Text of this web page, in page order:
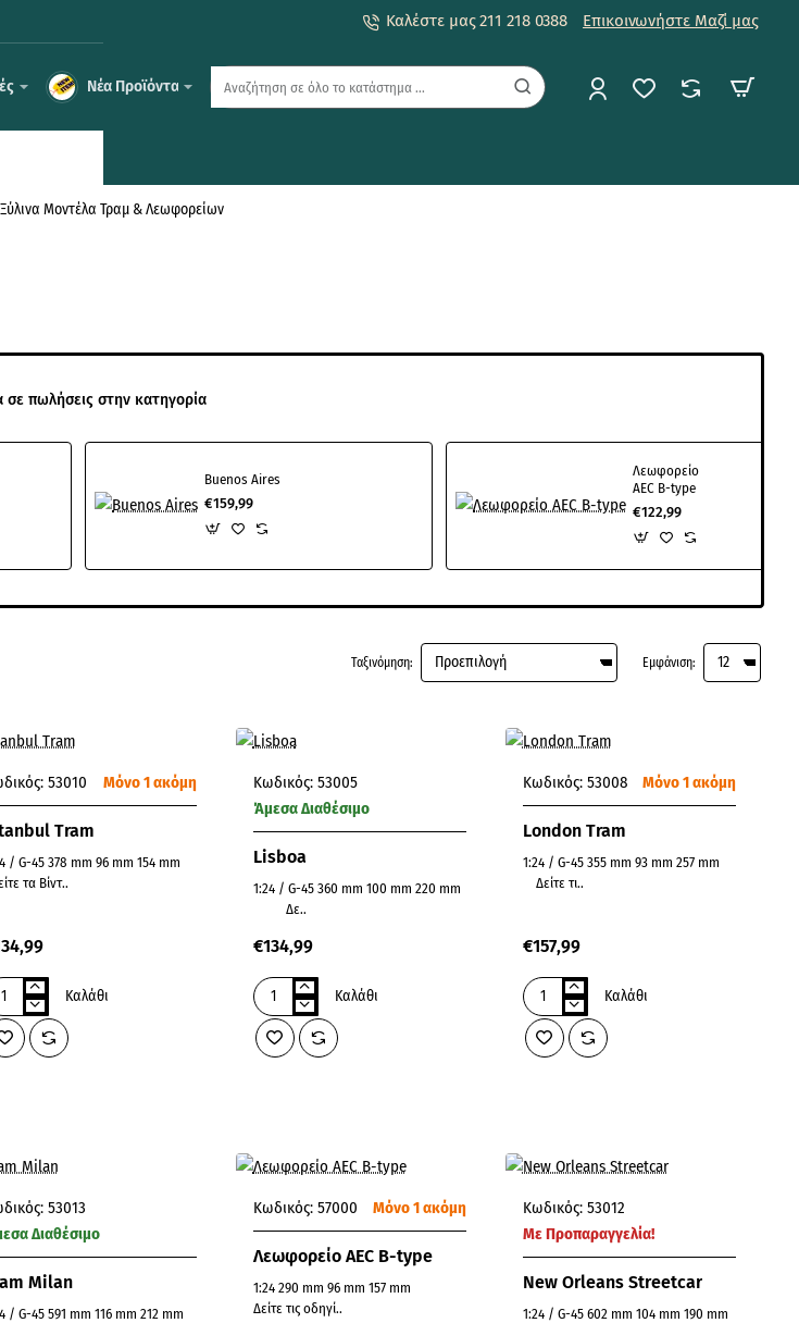
Καλέστε μας 211 218 0388 Επικοινωνήστε Μαζί μας
Νέα Προϊόντα
Αναζήτηση
Ξύλινα Μοντέλα Τραμ & Λεωφορείων
πωλήσεις στην κατηγορία
Buenos Aires
€159,99
Λεωφορείο
AEC B-type
€122,99
Ταξινόμηση: Εμφάνιση:
53010 Μόνο 1 ακόμη
Tram
378 mm 96 mm 154 mm
τα Βίντ..
Καλάθι
Κωδικός: 53005
Άμεσα Διαθέσιμο
Lisboa
1:24 / G-45 360 mm 100 mm 220 mm
Δε..
€134,99
Lisboa Καλάθι
Κωδικός: 53008 Μόνο 1 ακόμη
London Tram
1:24 / G-45 355 mm 93 mm 257 mm
Δείτε τι..
€157,99
London
Tram
Καλάθι
53013
Διαθέσιμο
Milan
591 mm 116 mm 212 mm
Κωδικός: 57000 Μόνο 1 ακόμη
Λεωφορείο AEC B-type
1:24 290 mm 96 mm 157 mm
Δείτε τις οδηγί..
Με Προπαραγγελία!
Κωδικός: 53012
Με Προπαραγγελία!
New Orleans Streetcar
1:24 / G-45 602 mm 104 mm 190 mm